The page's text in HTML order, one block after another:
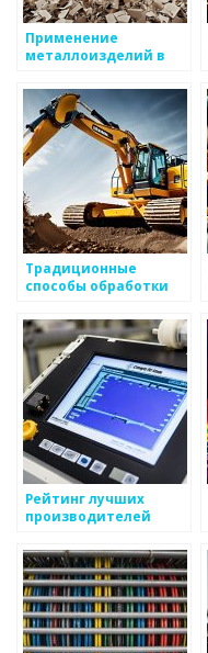
Применение
металлоизделий в
Традиционные
способы обработки
Рейтинг лучших
производителей